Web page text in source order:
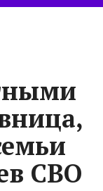
СВО